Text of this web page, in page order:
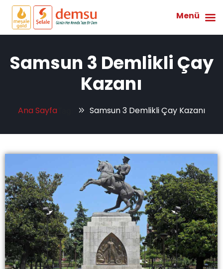
Samsun 3 Demlikli Çay
Kazanı
Ana Sayfa Samsun 3 Demlikli Çay Kazanı
Menü